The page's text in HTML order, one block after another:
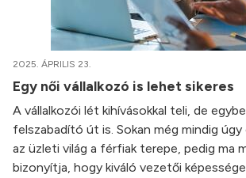
2025. ÁPRILIS 23.
Egy női vállalkozó is lehet sikeres
A vállalkozói lét kihívásokkal teli, de
felszabadító út is. Sokan még mindig
az üzleti világ a férfiak terepe, pedig ma
bizonyítja, hogy kiváló vezetői